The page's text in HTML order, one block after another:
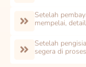
Setelah
mempelai,
Setelah
segera di proses